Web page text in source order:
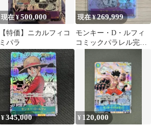
現在 ¥500,000
【特価】ニカルフィコ
ミパラ
現在 ¥269,999
モンキー・D・ルフィ
コミックパラレル完美
¥345,000 ¥ 120,000